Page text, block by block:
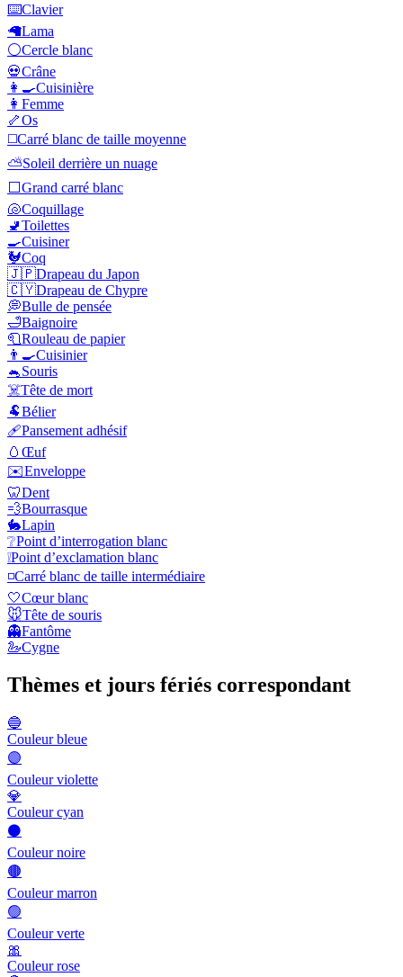
⌨️Clavier
🦙Lama
⚪Cercle blanc
💀Crâne
👩‍🍳Cuisinière
👩 Femme
🦴Os
◻️Carré blanc de taille moyenne
⛅Soleil derrière un nuage
⬜Grand carré blanc
🐚Coquillage
🚽Toilettes
🍳Cuisiner
🐓Coq
🇯🇵Drapeau du Japon
🇨🇾Drapeau de Chypre
💭Bulle de pensée
🛁Baignoire
🧻Rouleau de papier
👨‍🍳Cuisinier
🐁Souris
☠️Tête de mort
🐏Bélier
🩹Pansement adhésif
🥚 Œuf
✉️Enveloppe
🦷Dent
💨Bourrasque
🐇Lapin
❔Point d’interrogation blanc
❕Point d’exclamation blanc
◽Carré blanc de taille intermédiaire
🤍Cœur blanc
🐭Tête de souris
👻Fantôme
🦢Cygne
Thèmes et jours fériés correspondant
🔵
Couleur bleue
🟣
Couleur violette
💎
Couleur cyan
⚫
Couleur noire
🟤
Couleur marron
🟢
Couleur verte
🎀
Couleur rose